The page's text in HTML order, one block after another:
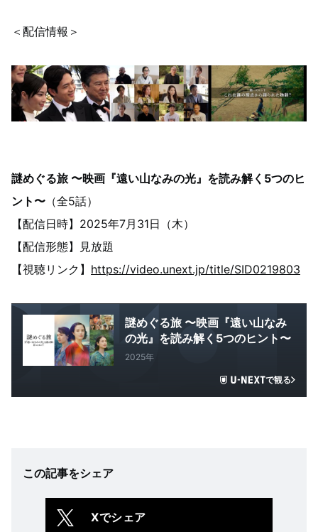
＜配信情報＞
謎めぐる旅 〜映画『遠い山なみの光』を読み解く5つのヒ
ント〜 （全5話）
【配信日時】2025年7月31日（木）
【配信形態】見放題
【視聴リンク】 https://video.unext.jp/title/SID0219803
謎めぐる旅 〜映画『遠い山なみ
の光』を読み解く5つのヒント〜
2025年
で観る
この記事をシェア
Xでシェア